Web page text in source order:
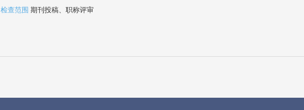
检查范围 期刊投稿、职称评审